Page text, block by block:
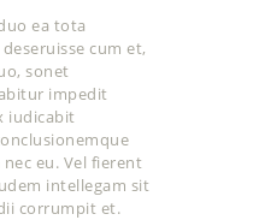
ea tota
cum et,
sonet
impedit
iudicabit
eu. Vel fierent
intellegam sit
corrumpit et.